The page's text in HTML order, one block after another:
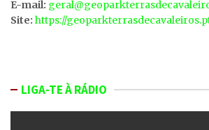
E-mail:
Site: https://
LIGA-TE À RÁDIO